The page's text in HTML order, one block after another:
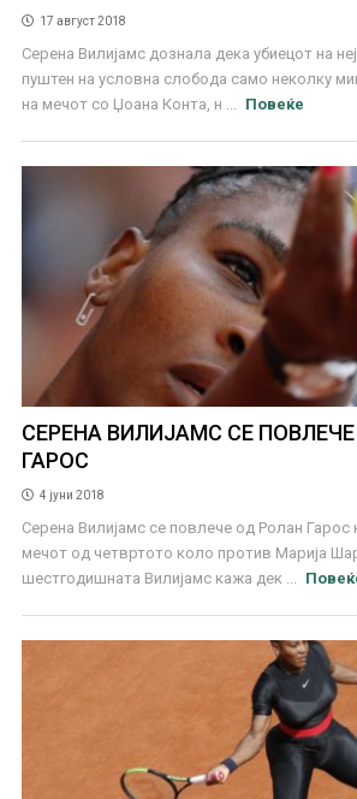
17 август 2018
Серена Вилијамс дознала дека убиецот на
пуштен на условна слобода само неколку
на мечот со Џоана Конта, н ...
Повеќе
СЕРЕНА ВИЛИЈАМС СЕ
ГАРОС
4 јуни 2018
Серена Вилијамс се повлече од Ролан Гарос
мечот од четвртото коло против Марија
шестгодишната Вилијамс кажа дек ...